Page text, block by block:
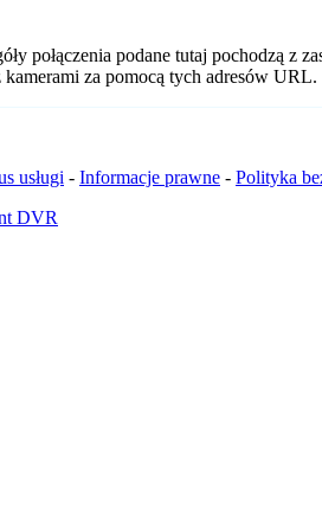
połączenia podane tutaj pochodzą z
za pomocą tych adresów URL.
usługi - Informacje prawne - Polityka
DVR